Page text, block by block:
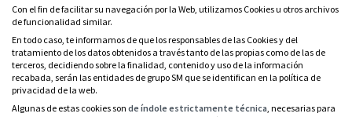
© Grupo SM
Condiciones de uso
Política de privacidad
Con el fin de facilitar su navegación por la Web, utilizamos Cookies u otros archivos
de funcionalidad similar.
En todo caso, te informamos de que los responsables de las Cookies y del
tratamiento de los datos obtenidos a través tanto de las propias como de las de
terceros, decidiendo sobre la finalidad, contenido y uso de la información
recabada, serán las entidades de grupo SM que se identifican en la política de
privacidad de la web.
Algunas de estas cookies son de índole estrictamente técnica, necesarias para